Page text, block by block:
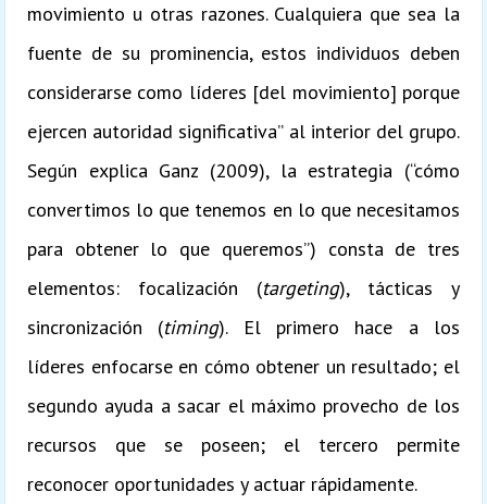
movimiento u otras razones. Cualquiera que sea la
fuente de su prominencia, estos individuos deben
considerarse como líderes [del movimiento] porque
ejercen autoridad significativa” al interior del grupo.
Según explica Ganz (2009), la estrategia (“cómo
convertimos lo que tenemos en lo que necesitamos
para obtener lo que queremos”) consta de tres
elementos: focalización (targeting), tácticas y
sincronización (timing). El primero hace a los
líderes enfocarse en cómo obtener un resultado; el
segundo ayuda a sacar el máximo provecho de los
recursos que se poseen; el tercero permite
reconocer oportunidades y actuar rápidamente.